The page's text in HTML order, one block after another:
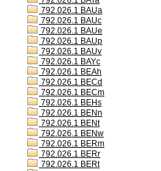
792.026.1 BAUa
792.026.1 BAUc
792.026.1 BAUe
792.026.1 BAUp
792.026.1 BAUv
792.026.1 BAYc
792.026.1 BEAh
792.026.1 BECd
792.026.1 BECm
792.026.1 BEHs
792.026.1 BENn
792.026.1 BENt
792.026.1 BENw
792.026.1 BERm
792.026.1 BERr
792.026.1 BERt